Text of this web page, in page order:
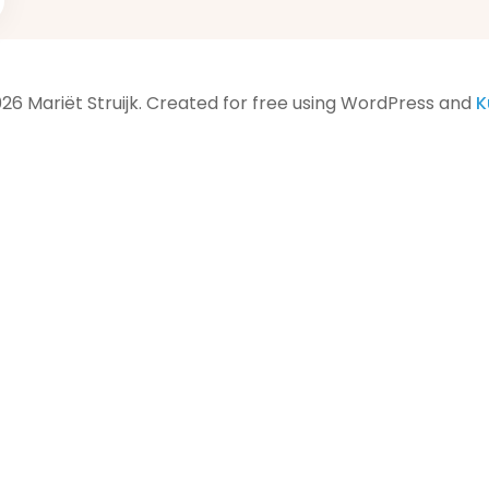
Mariët Struijk. Created for free using WordPress and